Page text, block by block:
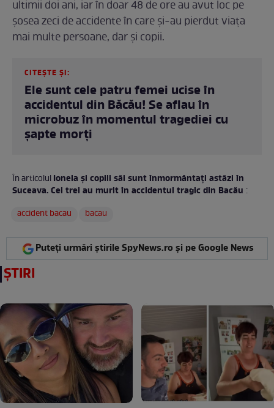
ultimii doi ani, iar în doar 48 de ore au avut loc pe
șosea zeci de accidente în care și-au pierdut viața
mai multe persoane, dar și copii.
CITEȘTE ȘI:
Ele sunt cele patru femei ucise în
accidentul din Băcău! Se aflau în
microbuz în momentul tragediei cu
șapte morți
În articolulIonela și copiii săi sunt înmormântați astăzi în
Suceava. Cei trei au murit în accidentul tragic din Bacău :
accident bacau
bacau
Puteți urmări știrile SpyNews.ro și pe Google News
ȘTIRI